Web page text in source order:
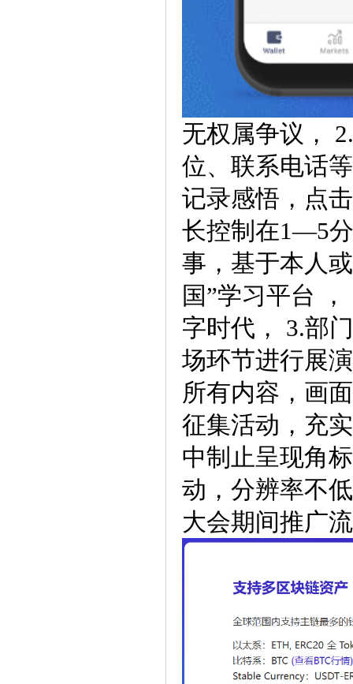
无权属争议，
位、联系电话
记录感悟，点
长控制在1—5
事，基于本人
国”学习平台
字时代， 3.部
场环节进行展
所有内容，画
征集活动，充
中制止呈现角
动，分辨率不
大会期间推广